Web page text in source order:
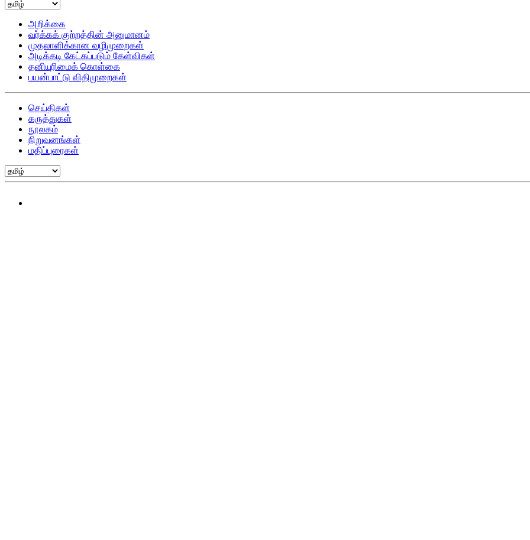
அறிக்கை
வர்க்கக் குற்றத்தின் அனுமானம்
முதலாளிக்கான வழிமுறைகள்
அடிக்கடி கேட்கப்படும் கேள்விகள்
தனியுரிமைக் கொள்கை
பயன்பாட்டு விதிமுறைகள்
செய்திகள்
கருத்துகள்
நூலகம்
நிறுவனங்கள்
மதிப்புரைகள்